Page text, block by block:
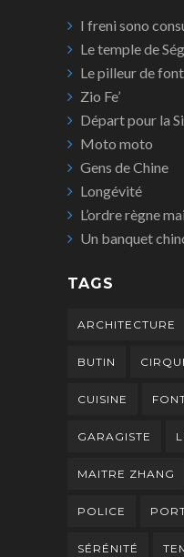
I freni sono
Le temple de
Le pilleur de
Zio Fe’
Départ pour la
Moto moto
Gens de Chine
Longévité
L’ordre règne
Un banquet
TAGS
ARCHITECTURE
BUTIN
CUISINE
GARAGISTE
MAITRE ZHANG
POLICE
SÉRÉNITÉ